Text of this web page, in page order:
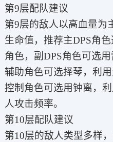
第9层配队建议
第9层的敌人以高血量为
生命值，推荐主DPS角
角色，副DPS角色可选
辅助角色可选择琴，利
控制角色可选用钟离，
人攻击频率。
第10层配队建议
第10层的敌人类型多样